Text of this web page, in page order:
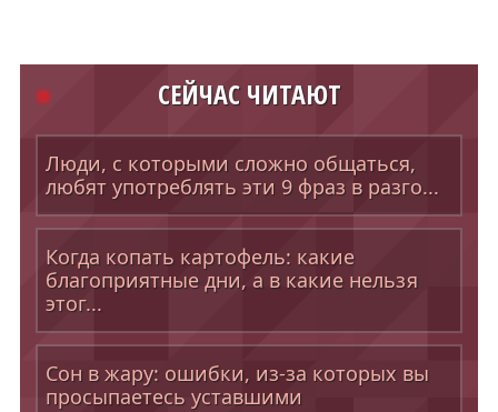
СЕЙЧАС ЧИТАЮТ
Люди, с которыми сложно общаться,
любят употреблять эти 9 фраз в разго...
Когда копать картофель: какие
благоприятные дни, а в какие нельзя
этог...
Сон в жару: ошибки, из-за которых вы
просыпаетесь уставшими